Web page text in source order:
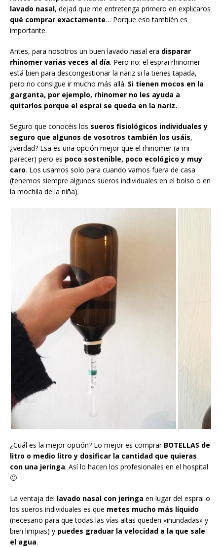
lavado nasal, dejad que me entretenga primero en explicaros
qué comprar exactamente… Porque eso también es
importante.
Antes, para nosotros un buen lavado nasal era disparar
rhinomer varias veces al día. Pero no: el esprai rhinomer
está bien para descongestionar la nariz si la tienes tapada,
pero no consigue ir mucho más allá. Si tienen mocos en la
garganta, por ejemplo, rhinomer no les ayuda a
quitarlos porque el esprai se queda en la nariz.
Seguro que conocéis los sueros fisiológicos individuales y
seguro que algunos de vosotros también los usáis,
¿verdad? Esa es una opción mejor que el rhinomer (a mi
parecer) pero es poco sostenible, poco ecológico y muy
caro. Los usamos solo para cuando vamos fuera de casa
(tenemos siempre algunos sueros individuales en el bolso o en
la mochila de la niña).
¿Cuál es la mejor opción? Lo mejor es comprar BOTELLAS de
litro o medio litro y dosificar la cantidad que quieras
con una jeringa. Así lo hacen los profesionales en el hospital
🙂
La ventaja del lavado nasal con jeringa en lugar del esprai o
los sueros individuales es que metes mucho más líquido
(necesario para que todas las vías altas queden «inundadas» y
bien limpias) y puedes graduar la velocidad a la que sale
el agua.